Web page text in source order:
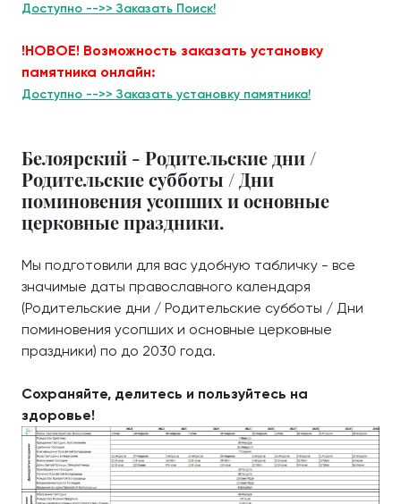
Доступно -->> Заказать Поиск!
!НОВОЕ! Возможность заказать установку
памятника онлайн:
Доступно -->> Заказать установку памятника!
Белоярский - Родительские дни /
Родительские субботы / Дни
поминовения усопших и основные
церковные праздники.
Мы подготовили для вас удобную табличку - все
значимые даты православного календаря
(Родительские дни / Родительские субботы / Дни
поминовения усопших и основные церковные
праздники) по до 2030 года.
Сохраняйте, делитесь и пользуйтесь на
здоровье!